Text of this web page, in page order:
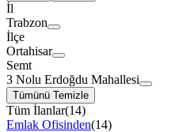
İl
Trabzon
İlçe
Ortahisar
Semt
3 Nolu Erdoğdu Mahallesi
Tümünü Temizle
Tüm İlanlar(14)
Emlak Ofisinden(14)